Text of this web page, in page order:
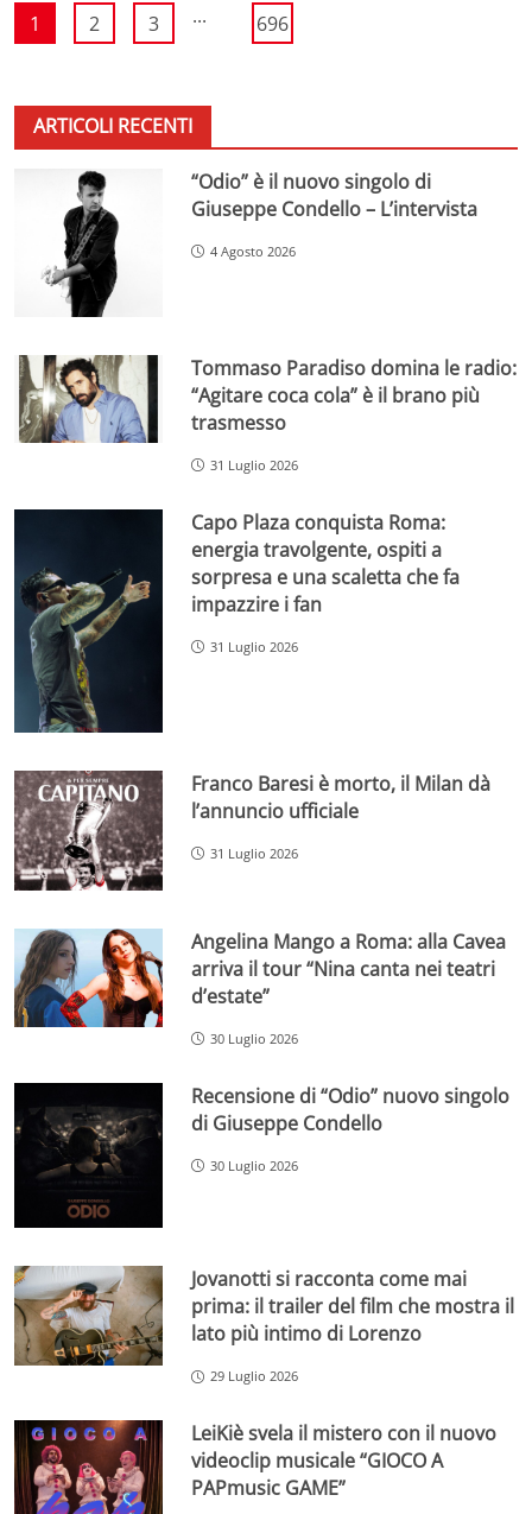
1 2 3 ... 696
ARTICOLI RECENTI
“Odio” è il nuovo singolo di
Giuseppe Condello – L’intervista
4 Agosto 2026
Tommaso Paradiso domina le radio:
“Agitare coca cola” è il brano più
trasmesso
31 Luglio 2026
Capo Plaza conquista Roma:
energia travolgente, ospiti a
sorpresa e una scaletta che fa
impazzire i fan
31 Luglio 2026
Franco Baresi è morto, il Milan dà
l’annuncio ufficiale
31 Luglio 2026
Angelina Mango a Roma: alla Cavea
arriva il tour “Nina canta nei teatri
d’estate”
30 Luglio 2026
Recensione di “Odio” nuovo singolo
di Giuseppe Condello
30 Luglio 2026
Jovanotti si racconta come mai
prima: il trailer del film che mostra il
lato più intimo di Lorenzo
29 Luglio 2026
LeiKiè svela il mistero con il nuovo
videoclip musicale “GIOCO A
PAPmusic GAME”